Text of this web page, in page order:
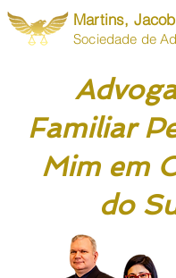
Martins,
Sociedade de
Familiar
Mim em
do